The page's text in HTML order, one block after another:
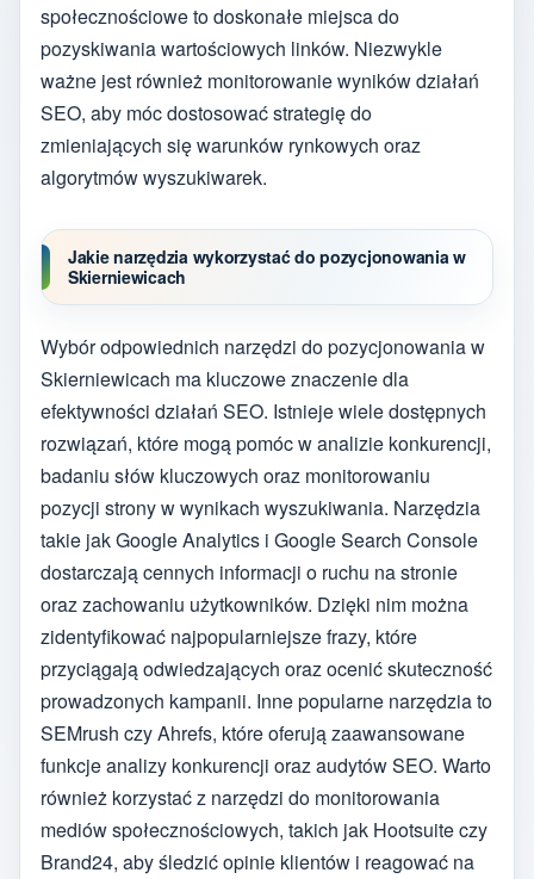
społecznościowe to doskonałe miejsca do
pozyskiwania wartościowych linków. Niezwykle
ważne jest również monitorowanie wyników działań
SEO, aby móc dostosować strategię do
zmieniających się warunków rynkowych oraz
algorytmów wyszukiwarek.
Jakie narzędzia wykorzystać do pozycjonowania w
Skierniewicach
Wybór odpowiednich narzędzi do pozycjonowania w
Skierniewicach ma kluczowe znaczenie dla
efektywności działań SEO. Istnieje wiele dostępnych
rozwiązań, które mogą pomóc w analizie konkurencji,
badaniu słów kluczowych oraz monitorowaniu
pozycji strony w wynikach wyszukiwania. Narzędzia
takie jak Google Analytics i Google Search Console
dostarczają cennych informacji o ruchu na stronie
oraz zachowaniu użytkowników. Dzięki nim można
zidentyfikować najpopularniejsze frazy, które
przyciągają odwiedzających oraz ocenić skuteczność
prowadzonych kampanii. Inne popularne narzędzia to
SEMrush czy Ahrefs, które oferują zaawansowane
funkcje analizy konkurencji oraz audytów SEO. Warto
również korzystać z narzędzi do monitorowania
mediów społecznościowych, takich jak Hootsuite czy
Brand24, aby śledzić opinie klientów i reagować na